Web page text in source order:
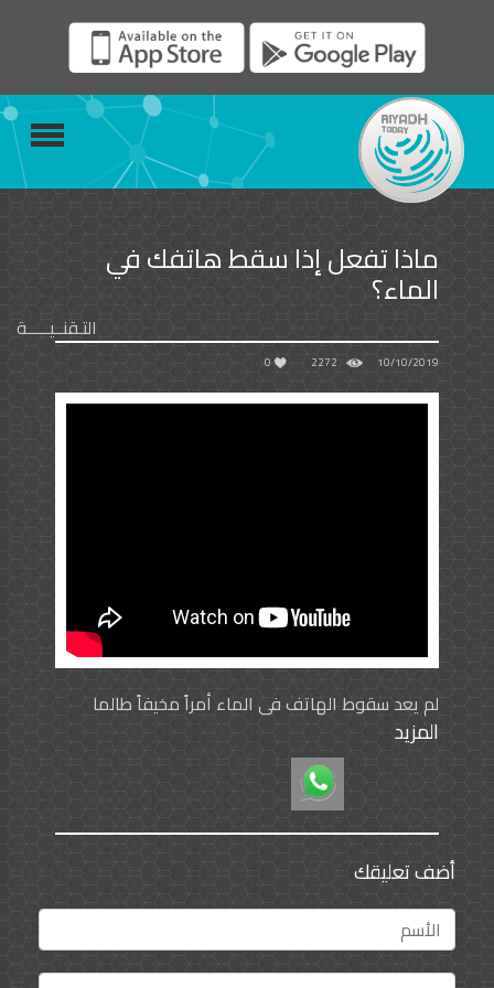
ماذا تفعل إذا سقط هاتفك في
الماء؟
التـقنــيـــــة
10/10/2019
2272
0
لم يعد سقوط الهاتف في الماء أمراً مخيفاً طالما
اتبعت نصائح الخبراء
المزيد
أضف تعليقك